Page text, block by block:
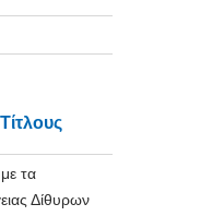
τα
Δίθυρων